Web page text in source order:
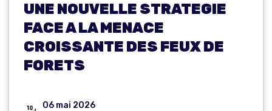
UNE NOUVELLE STRATEGIE
FACE A LA MENACE
CROISSANTE DES FEUX DE
FORETS
06 mai 2026